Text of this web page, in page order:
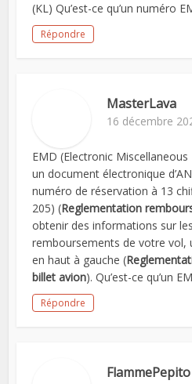
(KL) Qu’est-ce qu’un numéro
Répondre
MasterLava
16 décembre
EMD (Electronic
un document électronique
numéro de réservation à 13
205) (Reglementation
obtenir des informations sur
remboursements de votre vol,
en haut à gauche (
billet avion). Qu’est-ce qu’un
Répondre
FlammePepito